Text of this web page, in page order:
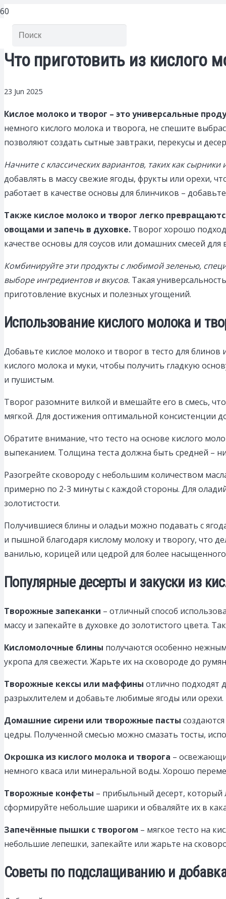
Что приготовить из кислого
23 Jun 2025
Кислое молоко и творог – это универсальные
немного кислого молока и творога, не спешите
позволяют создать сытные завтраки, перекусы и
Начните с классических вариантов, таких как
добавлять в массу свежие ягоды, фрукты или орехи,
работает в качестве основы для блинчиков –
Также кислое молоко и творог легко
овощами и запечь в духовке. Творог хорошо
качестве основы для соусов или домашних смесей для
Комбинируйте эти продукты с любимой зеленью,
выборе ингредиентов и вкусов. Такая
приготовление вкусных и полезных угощений.
Использование кислого молока и
Добавьте кислое молоко и творог в тесто для
кислого молока и муки, чтобы получить гладкую
и пушистым.
Творог разомните вилкой и вмешайте его в смесь,
мягкой. Для достижения оптимальной консистенции
Обратите внимание, что тесто на основе кислого
выпеканием. Толщина теста должна быть средней –
Разогрейте сковороду с небольшим количеством
примерно по 2-3 минуты с каждой стороны. Для
золотистости.
Получившиеся блины и оладьи можно подавать с
и пышной благодаря кислому молоку и творогу, что
ванилью, корицей или цедрой для более
Популярные десерты и закуски из
Творожные запеканки – отличный способ
массу и запекайте в духовке до золотистого цвета.
Кисломолочные блины получаются особенно
укропа для свежести. Жарьте их на сковороде до
Творожные кексы или маффины отлично подходят
разрыхлителем и добавьте любимые ягоды или
Домашние сирени или творожные пасты
цедры. Полученной смесью можно смазать тосты,
Окрошка из кислого молока и творога –
немного кваса или минеральной воды. Хорошо
Творожные конфеты – прибыльный десерт, который
сформируйте небольшие шарики и обваляйте их в
Запечённые пышки с творогом – мягкое тесто на
небольшие лепешки, запекайте или жарьте на
Советы по подслащиванию и